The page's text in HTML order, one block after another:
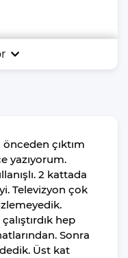
çıktım
yazıyorum.
2 kattada
Televizyon çok
hep
Sonra
Üst kat